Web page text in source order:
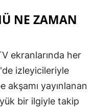
Muğla
Muş
Nevşehir
NE ZAMAN
ekranlarında her
izleyicileriyle
akşamı yayınlanan
bir ilgiyle takip